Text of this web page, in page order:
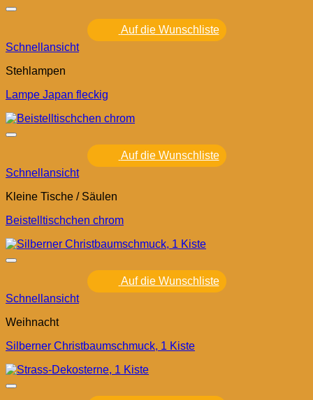
Auf die Wunschliste
Schnellansicht
Stehlampen
Lampe Japan fleckig
Auf die Wunschliste
Schnellansicht
Kleine Tische / Säulen
Beistelltischchen chrom
Auf die Wunschliste
Schnellansicht
Weihnacht
Silberner Christbaumschmuck, 1 Kiste